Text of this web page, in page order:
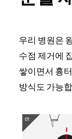
우리 병원은
수점 제거에
쌓이면서 흉
방식도 가능